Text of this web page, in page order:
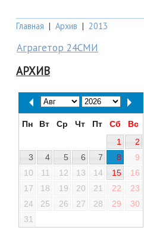
Главная | Архив | 2013
Аграгетор 24СМИ
АРХИВ
Пн Вт Ср Чт Пт Сб
Вс
1
2
3
4 5 6 7 8
9
10
11 12 13 14 15
16
17
18 19 20 21 22
23
24
25 26 27 28 29
30
31